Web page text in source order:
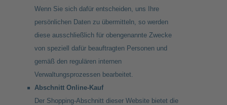
Wenn Sie sich dafür entscheiden, uns Ihre
persönlichen Daten zu übermitteln, so werden
diese ausschließlich für obengenannte Zwecke
von speziell dafür beauftragten Personen und
gemäß den regulären internen
Verwaltungsprozessen bearbeitet.
Abschnitt Online-Kauf
Der Shopping-Abschnitt dieser Website bietet die